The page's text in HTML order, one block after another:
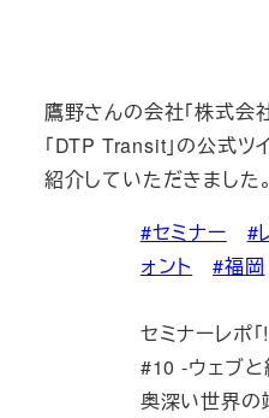
鷹野さんの会社「株式会
「DTP Transit」の公式ツ
紹介していただきました。
#セミナー
#
ォント
#福岡
セミナーレポ
#10 -ウェブと
奥深い世界の